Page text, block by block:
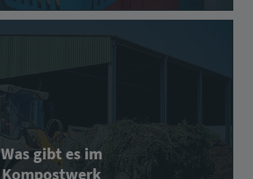
Was gibt es im
Kompostwerk